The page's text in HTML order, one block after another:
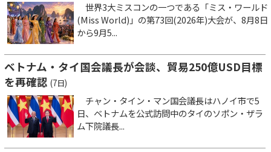
世界3大ミスコンの一つである「ミス・ワールド
(Miss World)」の第73回(2026年)大会が、8月8日
から9月5...
ベトナム・タイ国会議長が会談、貿易250億USD目標
を再確認 (7日)
チャン・タイン・マン国会議長はハノイ市で5
日、ベトナムを公式訪問中のタイのソポン・ザラ
ム下院議長...